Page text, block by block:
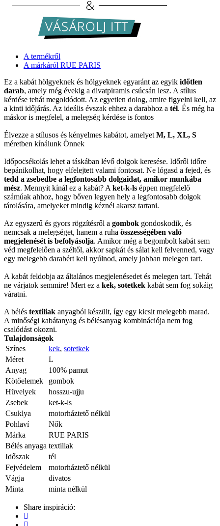
A termékről
A márkáról RUE PARIS
Ez a kabát hölgyeknek és hölgyeknek egyaránt az egyik időtlen
darab, amely még évekig a divatpiramis csúcsán lesz. A stílus
kérdése tehát megoldódott. Az egyetlen dolog, amire figyelni kell, az
a kinti időjárás. Az ideális évszak ehhez a darabhoz a tél. És még ha
máskor is megfelel, a melegség kérdése is fontos
Élvezze a stílusos és kényelmes kabátot, amelyet M, L, XL, S
méretben kínálunk Önnek
Időpocsékolás lehet a táskában lévő dolgok keresése. Időről időre
bepánikolhat, hogy elfelejtett valami fontosat. Ne lógasd a fejed, és
tedd a zsebedbe a legfontosabb dolgaidat, amikor munkába
mész. Mennyit kínál ez a kabát? A ket-k-ls éppen megfelelő
számúak ahhoz, hogy bőven legyen hely a legfontosabb dolgok
tárolására, amelyeket mindig kéznél akarsz tartani.
Az egyszerű és gyors rögzítésről a gombok gondoskodik, és
nemcsak a melegséget, hanem a ruha összességében való
megjelenését is befolyásolja. Amikor még a begombolt kabát sem
véd megfelelően a széltől, akkor sapkát és sálat kell felvenned, vagy
egy melegebb darabért kell nyúlnod, amely jobban melegen tart.
A kabát feldobja az általános megjelenésedet és melegen tart. Tehát
ne várjatok semmire! Mert ez a kek, sotetkek kabát sem fog sokáig
váratni.
A bélés textiliak anyagból készült, így egy kicsit melegebb marad.
A minőségi kabátanyag és bélésanyag kombinációja nem fog
csalódást okozni.
Tulajdonságok
Színes
kek, sotetkek
Méret
L
Anyag
100% pamut
Kötőelemek
gombok
Hüvelyek
hosszu-ujju
Zsebek
ket-k-ls
Csuklya
motorháztető nélkül
Pohlaví
Nők
Márka
RUE PARIS
Bélés anyaga textiliak
Időszak
tél
Fejvédelem
motorháztető nélkül
Vágja
divatos
Minta
minta nélkül
Share inspiráció: